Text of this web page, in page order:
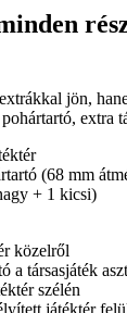
jön,
extra
(68 mm
+ 1 kicsi)